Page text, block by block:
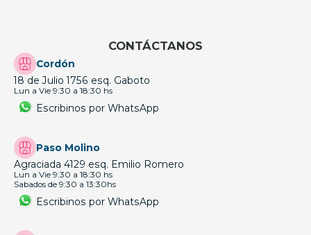
CONTÁCTANOS
Cordón
18 de Julio 1756 esq. Gaboto
Lun a Vie 9:30 a 18:30 hs
Escribinos por WhatsApp
Paso Molino
Agraciada 4129 esq. Emilio Romero
Lun a Vie 9:30 a 18:30 hs
Sabados de 9:30 a 13:30hs
Escribinos por WhatsApp